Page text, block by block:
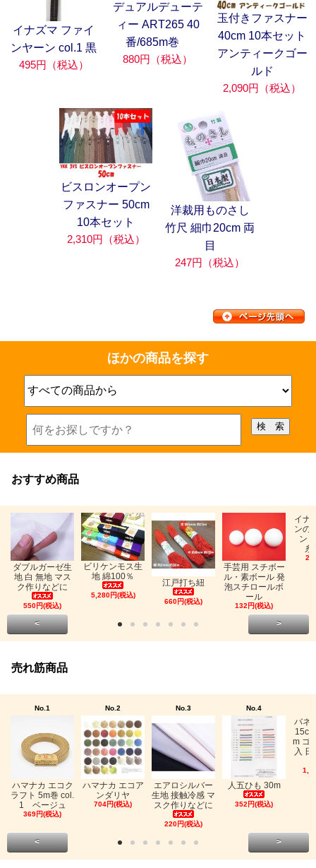
イナズマ ファイ
ンヤーン col.1 黒
495円（税込）
デュアルデューテ
ィー ART265 40
番/685m巻
880円（税込）
玉付きファスナー
40cm 10本セット
アンティークゴー
ルド
2,090円（税込）
ビスロンオープン
ファスナー 50cm
10本セット
2,310円（税込）
洋裁用ものさし
竹尺 細巾20cm 両
目
247円（税込）
ほかの商品を探す
おすすめ商品
ダブルガーゼ生
地 白 無地 マス
ク作りなどに
550円(税込)
ビリケンモス生
地 綿100％
5,280円(税込)
江戸打ち紐
660円(税込)
手芸用 スチボー
ル・素ボール 発
泡スチロールボ
ール
132円(税込)
イナ
ンの
ン
糸
< >
売れ筋商品
No.1
ハマナカ エコク
ラフト 5m巻 col.
1 ベージュ
369円(税込)
No.2
ハマナカ エコア
ンダリヤ
704円(税込)
No.3
エアロシルバー
生地 接触冷感 マ
スク作りなどに
220円(税込)
No.4
人五ひも 30m
352円(税込)
バネ
m ゴ
入
< >